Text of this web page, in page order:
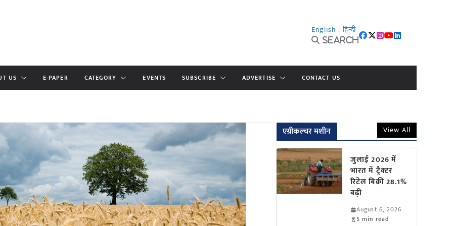
English | हिन्दी
Search
US E-PAPER CATEGORY EVENTS SUBSCRIBE ADVERTISE CONTACT US
एग्रीकल्चर मशीन View All
जुलाई 2026 में
भारत में ट्रैक्टर
रिटेल बिक्री 28.1%
बढ़ी
August 6, 2026
5 min read